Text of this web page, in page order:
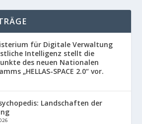
für Digitale Verwaltung
Intelligenz stellt die
des neuen Nationalen
„HELLAS-SPACE 2.0“ vor.
Landschaften der